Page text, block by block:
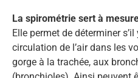
La spirométrie sert à
Elle permet de déterminer
circulation de l’air dans les
gorge à la trachée, aux